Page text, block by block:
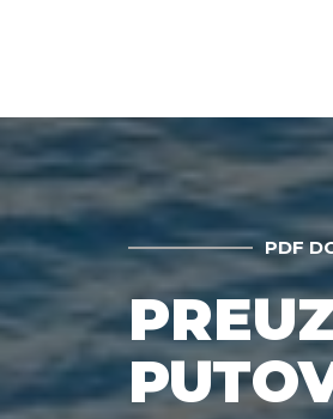
PDF